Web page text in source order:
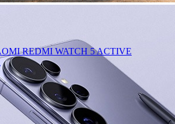
REDMI WATCH 5 ACTIVE